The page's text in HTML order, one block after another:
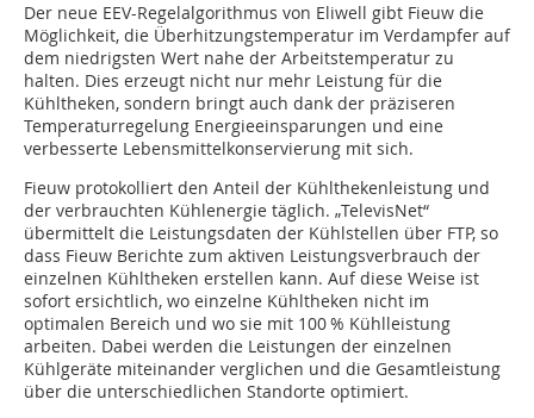
Der neue EEV-Regelalgorithmus von Eliwell gibt Fieuw die
Möglichkeit, die Überhitzungstemperatur im Verdampfer auf
dem niedrigsten Wert nahe der Arbeitstemperatur zu
halten. Dies erzeugt nicht nur mehr Leistung für die
Kühltheken, sondern bringt auch dank der präziseren
Temperaturregelung Energieeinsparungen und eine
verbesserte Lebensmittelkonservierung mit sich.
Fieuw protokolliert den Anteil der Kühlthekenleistung und
der verbrauchten Kühl­energie täglich. „TelevisNet“
übermittelt die Leistungsdaten der Kühlstellen über FTP, so
dass Fieuw Berichte zum aktiven Leistungsverbrauch der
einzelnen Kühltheken erstellen kann. Auf diese Weise ist
sofort ersichtlich, wo einzelne Kühltheken nicht im
optimalen Bereich und wo sie mit 100 % Kühlleistung
arbeiten. Dabei werden die Leistungen der einzelnen
Kühlgeräte miteinander verglichen und die Gesamtleis­tung
über die unterschiedlichen Standorte optimiert.